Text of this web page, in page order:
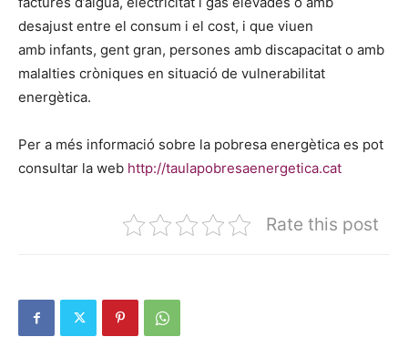
desajust entre el consum i el cost, i que viuen
amb infants, gent gran, persones amb discapacitat o amb
malalties cròniques en situació de vulnerabilitat
energètica.
Per a més informació sobre la pobresa energètica es pot
consultar la web http://taulapobresaenergetica.cat
Rate this post